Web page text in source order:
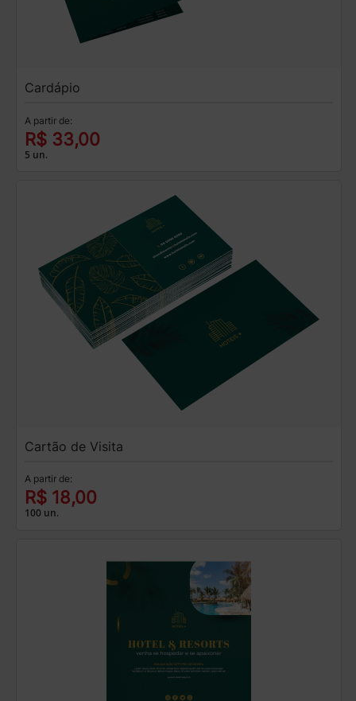
Cardápio
A partir de:
R$ 33,00
5 un.
Cartão de Visita
A partir de:
R$ 18,00
100 un.